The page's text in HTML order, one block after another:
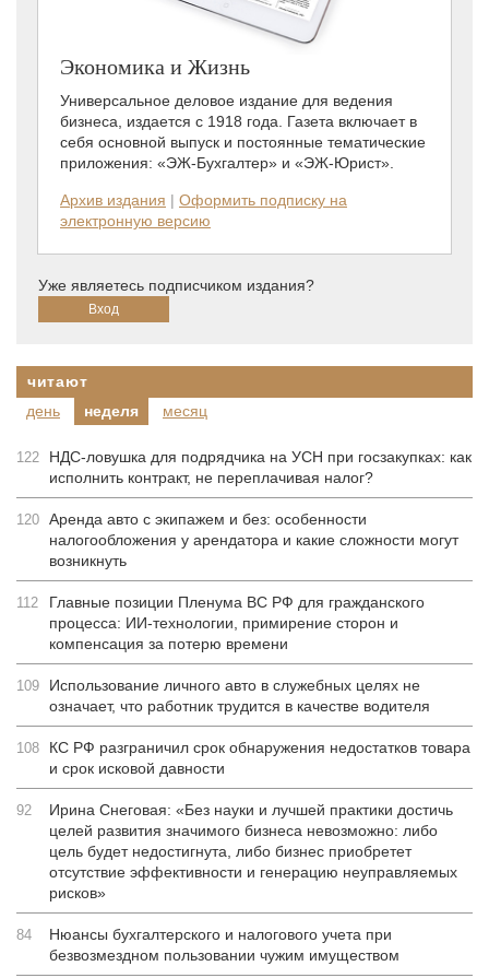
Экономика и Жизнь
Универсальное деловое издание для ведения
бизнеса, издается с 1918 года. Газета включает в
себя основной выпуск и постоянные тематические
приложения: «ЭЖ-Бухгалтер» и «ЭЖ-Юрист».
Архив издания | Оформить подписку на
электронную версию
Уже являетесь подписчиком издания?
читают
день
неделя месяц
122
НДС-ловушка для подрядчика на УСН при госзакупках: как
исполнить контракт, не переплачивая налог?
120 Аренда авто с экипажем и без: особенности
налогообложения у арендатора и какие сложности могут
возникнуть
112
Главные позиции Пленума ВС РФ для гражданского
процесса: ИИ-технологии, примирение сторон и
компенсация за потерю времени
109
Использование личного авто в служебных целях не
означает, что работник трудится в качестве водителя
108
КС РФ разграничил срок обнаружения недостатков товара
и срок исковой давности
92
Ирина Снеговая: «Без науки и лучшей практики достичь
целей развития значимого бизнеса невозможно: либо
цель будет недостигнута, либо бизнес приобретет
отсутствие эффективности и генерацию неуправляемых
рисков»
84
Нюансы бухгалтерского и налогового учета при
безвозмездном пользовании чужим имуществом